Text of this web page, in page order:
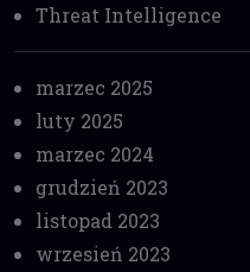
Threat Intelligence
marzec 2025
luty 2025
marzec 2024
grudzień 2023
listopad 2023
wrzesień 2023